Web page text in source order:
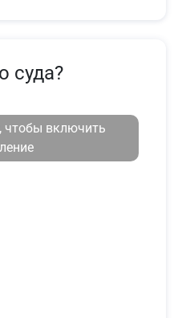
суда?
чтобы включить